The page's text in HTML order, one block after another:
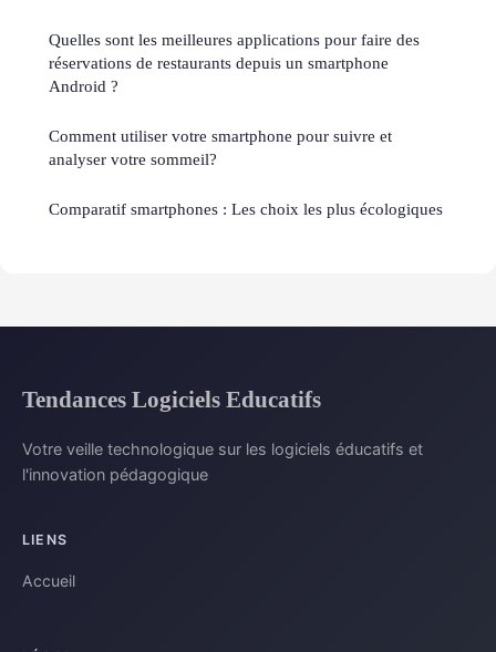
Quelles sont les meilleures applications pour faire des
réservations de restaurants depuis un smartphone
Android ?
Comment utiliser votre smartphone pour suivre et
analyser votre sommeil?
Comparatif smartphones : Les choix les plus écologiques
Tendances Logiciels Educatifs
Votre veille technologique sur les logiciels éducatifs et
l'innovation pédagogique
LIENS
Accueil